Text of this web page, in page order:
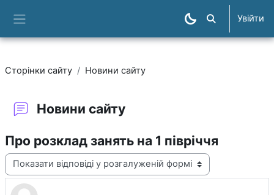
Пошук курсів
Увійти
Сторінки сайту Новини сайту
Новини сайту
Про розклад занять на 1 півріччя
Тип показу